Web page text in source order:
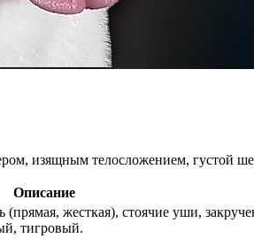
изящным телосложением, густой
Описание
жесткая), стоячие уши,
тигровый.